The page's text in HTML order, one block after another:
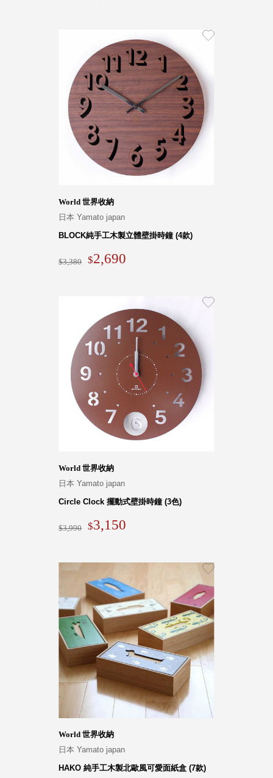
台灣 ZENLET
台灣 LIGHT
WAY
台灣 Moosy
Life
台灣 LuvHome
德國 TROIKA
World 世界收納
日本 Yamato japan
BLOCK純手工木製立體壁掛時鐘 (4款)
3,380 2,690
World 世界收納
日本 Yamato japan
Circle Clock 擺動式壁掛時鐘 (3色)
3,990 3,150
World 世界收納
日本 Yamato japan
HAKO 純手工木製北歐風可愛面紙盒 (7款)